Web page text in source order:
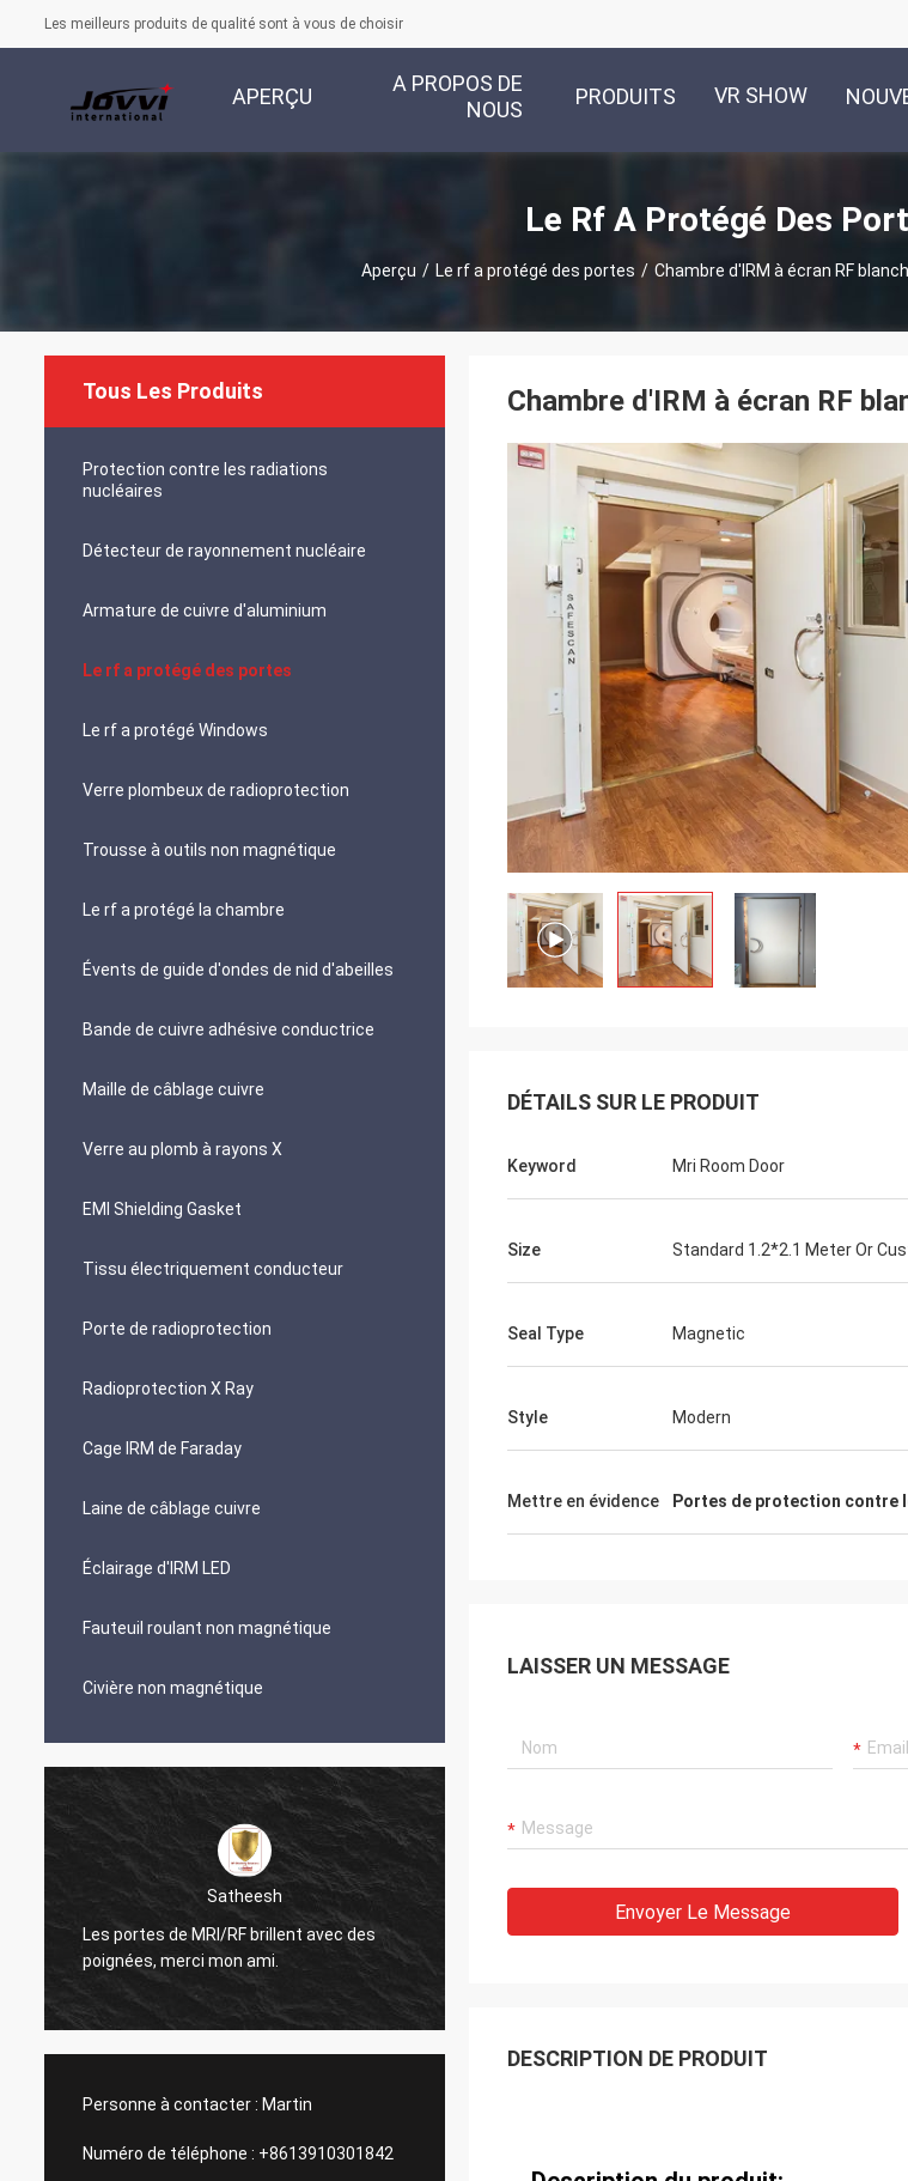
Les meilleurs produits de qualité sont à vous de choisir
APERÇU
A PROPOS DE
NOUS
PRODUITS VR SHOW
Le Rf A Protégé Des
Aperçu / Le rf a protégé des portes / Chambre d'IRM à écran RF
Tous Les Produits
Protection contre les radiations
nucléaires
Détecteur de rayonnement nucléaire
Armature de cuivre d'aluminium
Le rf a protégé des portes
Le rf a protégé Windows
Verre plombeux de radioprotection
Trousse à outils non magnétique
Le rf a protégé la chambre
Évents de guide d'ondes de nid d'abeilles
Bande de cuivre adhésive conductrice
Maille de câblage cuivre
Verre au plomb à rayons X
EMI Shielding Gasket
Tissu électriquement conducteur
Porte de radioprotection
Radioprotection X Ray
Cage IRM de Faraday
Laine de câblage cuivre
Éclairage d'IRM LED
Fauteuil roulant non magnétique
Civière non magnétique
Satheesh
Les portes de MRI/RF brillent avec des
poignées, merci mon ami.
Le conduit en laiton de nid d'abeilles
Personne à contacter : Martin
Numéro de téléphone : +8613910301842
Chambre d'IRM à écran RF
DÉTAILS SUR LE PRODUIT
Keyword Mri Room Door
Size Standard 1.2*2.1 Meter Or
Seal Type Magnetic
Style Modern
Mettre en évidence Portes de protection contre
LAISSER UN MESSAGE
Envoyer Le Message
DESCRIPTION DE PRODUIT